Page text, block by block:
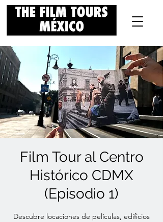
Film Tour al Centro
Histórico CDMX
(Episodio 1)
Descubre locaciones de películas, edificios